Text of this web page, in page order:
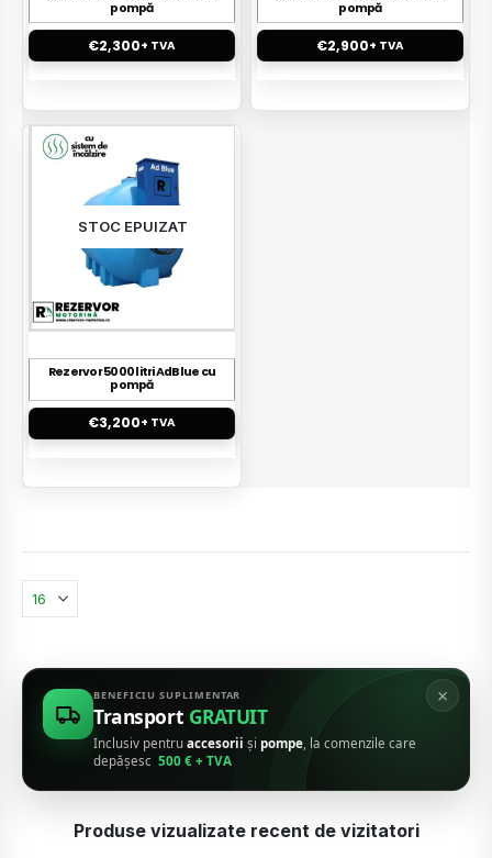
pompă
€2,300+ TVA
pompă
€2,900+ TVA
STOC EPUIZAT
Rezervor 5000 litri AdBlue cu
pompă
€3,200+ TVA
×
BENEFICIU SUPLIMENTAR
Transport GRATUIT
Inclusiv pentru accesorii și pompe, la comenzile care
depășesc 500 € + TVA
Produse vizualizate recent de vizitatori